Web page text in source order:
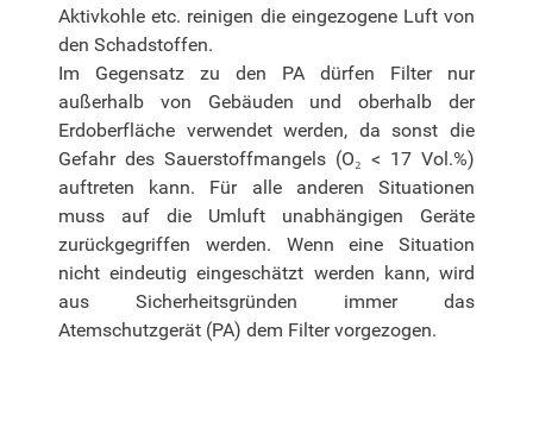
Aktivkohle etc. reinigen die eingezogene Luft von
den Schadstoffen.
Im Gegensatz zu den PA dürfen Filter nur
außerhalb von Gebäuden und oberhalb der
Erdoberfläche verwendet werden, da sonst die
Gefahr des Sauerstoffmangels (O₂ < 17 Vol.%)
auftreten kann. Für alle anderen Situationen
muss auf die Umluft unabhängigen Geräte
zurückgegriffen werden. Wenn eine Situation
nicht eindeutig eingeschätzt werden kann, wird
aus Sicherheitsgründen immer das
Atemschutzgerät (PA) dem Filter vorgezogen.